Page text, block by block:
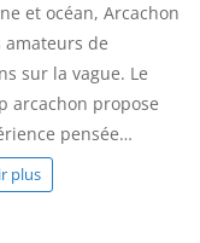
et océan, Arcachon
de
sur la vague. Le
arcachon propose
pensée…
plus